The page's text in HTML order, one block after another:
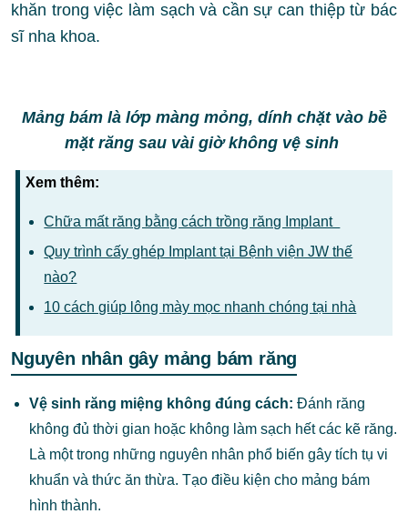
khăn trong việc làm sạch và cần sự can thiệp từ bác
sĩ nha khoa.
Mảng bám là lớp màng mỏng, dính chặt vào bề
mặt răng sau vài giờ không vệ sinh
Xem thêm:
Chữa mất răng bằng cách trồng răng Implant
Quy trình cấy ghép Implant tại Bệnh viện JW thế
nào?
10 cách giúp lông mày mọc nhanh chóng tại nhà
Nguyên nhân gây mảng bám răng
Vệ sinh răng miệng không đúng cách: Đánh răng
không đủ thời gian hoặc không làm sạch hết các kẽ răng.
Là một trong những nguyên nhân phổ biến gây tích tụ vi
khuẩn và thức ăn thừa. Tạo điều kiện cho mảng bám
hình thành.